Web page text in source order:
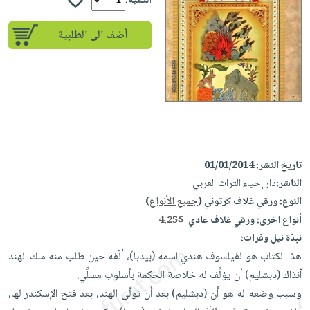
إختياراتنا
كتب
أكاديمية
صندوق
القراءة
iKitab
بلا
حدود
أسئلة
يتكرر
iKitab
على
Android
تحميل
iKitab
على
Apple
أسئلة
يتكرر
طرحها
تحميل
masmu3
على
masmu3
على
Apple
المواضيع
الأكثر
مبيعاً
وسائل
تعليمية
جوائز
تعليمية
الصحة
والعناية
الشخصية
جديد
أجهزة
العناية
الشخصية
العناية
وتصفيف
الشعر
العناية
بالجسم
المطبخ
والسفرة
الكل
أواني
الطهي
أدوات
متجر
الهدايا
أقسام
أضف الى الطلبية
تاريخ النشر:01/01/2014
الناشر:دار إحياء التراث العربي
النوع:ورقي غلاف كرتوني (جميع الأنواع)
أنواع اخرى:ورقي غلاف عادي4.25$
نبذة نيل وفرات:
هذا الكتاب هو لفيلسوف هندي اسمه (بيدبا)، ألّفه حين طلب منه ملك الهند
آنذاك (دبشليم) أن يؤلِّف له خلاصة الحكمة بأسلوب مسلِّي.
وسبب وضعه له هو أن (دبشليم) بعد أن تولّى الهند، بعد فتح الإسكندر لها،